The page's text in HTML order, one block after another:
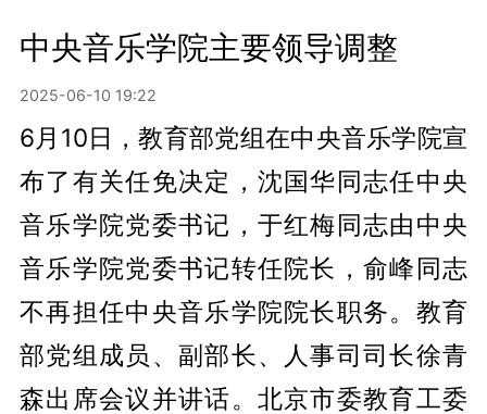
中央音乐学院主要领导调整
2025-06-10 19:22
6月10日，教育部党组在中央音乐学院宣
布了有关任免决定，沈国华同志任中央
音乐学院党委书记，于红梅同志由中央
音乐学院党委书记转任院长，俞峰同志
不再担任中央音乐学院院长职务。教育
部党组成员、副部长、人事司司长徐青
森出席会议并讲话。北京市委教育工委